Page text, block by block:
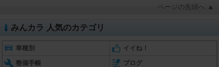
ページの先頭へ ▲
みんカラ 人気のカテゴリ
車種別 イイね！
整備手帳 ブログ